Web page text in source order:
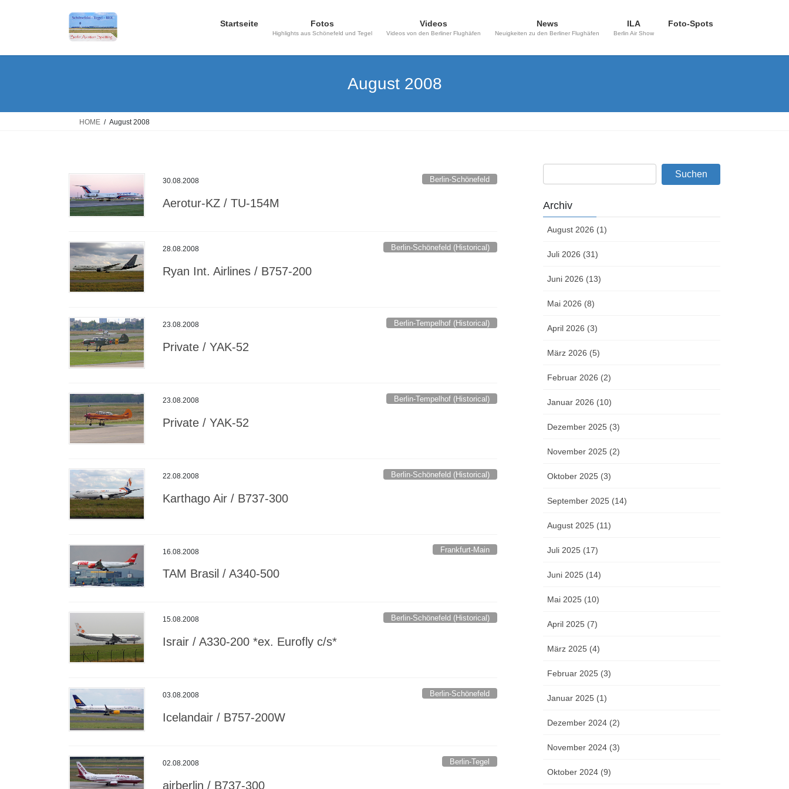
Startseite Fotos
Highlights aus Schönefeld und Tegel
Videos
Videos von den Berliner Flughäfen
News
Neuigkeiten zu den Berliner Flughäfen
ILA
Berlin Air Show
Foto-Spots
August 2008
HOME August 2008
30.08.2008 Berlin-Schönefeld
Aerotur-KZ / TU-154M
28.08.2008 Berlin-Schönefeld (Historical)
Ryan Int. Airlines / B757-200
23.08.2008 Berlin-Tempelhof (Historical)
Private / YAK-52
23.08.2008 Berlin-Tempelhof (Historical)
Private / YAK-52
22.08.2008 Berlin-Schönefeld (Historical)
Karthago Air / B737-300
16.08.2008 Frankfurt-Main
TAM Brasil / A340-500
15.08.2008 Berlin-Schönefeld (Historical)
Israir / A330-200 *ex. Eurofly c/s*
03.08.2008 Berlin-Schönefeld
Icelandair / B757-200W
02.08.2008 Berlin-Tegel
airberlin / B737-300
Archiv
August 2026 (1)
Juli 2026 (31)
Juni 2026 (13)
Mai 2026 (8)
April 2026 (3)
März 2026 (5)
Februar 2026 (2)
Januar 2026 (10)
Dezember 2025 (3)
November 2025 (2)
Oktober 2025 (3)
September 2025 (14)
August 2025 (11)
Juli 2025 (17)
Juni 2025 (14)
Mai 2025 (10)
April 2025 (7)
März 2025 (4)
Februar 2025 (3)
Januar 2025 (1)
Dezember 2024 (2)
November 2024 (3)
Oktober 2024 (9)